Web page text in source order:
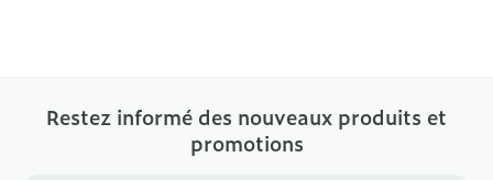
Restez informé des nouveaux produits et
promotions